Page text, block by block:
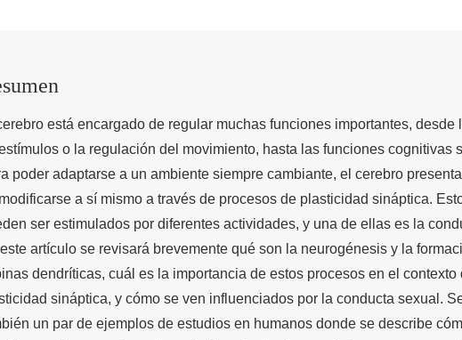
está encargado de regular muchas funciones importantes, desde
o la regulación del movimiento, hasta las funciones cognitivas
poder adaptarse a un ambiente siempre cambiante, el cerebro
a sí mismo a través de procesos de plasticidad sináptica.
ser estimulados por diferentes actividades, y una de ellas es la
artículo se revisará brevemente qué son la neurogénesis y la
dendríticas, cuál es la importancia de estos procesos en el contexto
sináptica, y cómo se ven influenciados por la conducta sexual.
un par de ejemplos de estudios en humanos donde se describe